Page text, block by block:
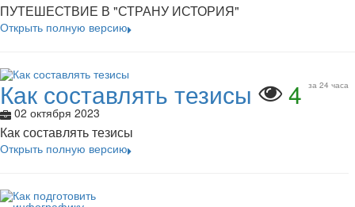
ПУТЕШЕСТВИЕ В "СТРАНУ ИСТОРИЯ"
Открыть полную версию
Как составлять тезисы 4 за 24 часа
02 октября 2023
Как составлять тезисы
Открыть полную версию